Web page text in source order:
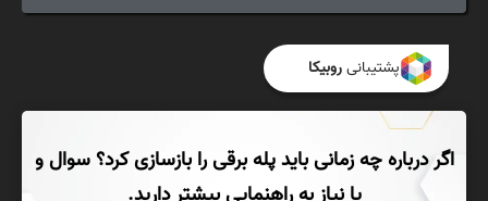
اگر درباره چه زمانی باید پله برقی را بازسازی کرد؟ سوال و
پشتیبانیروبیکا